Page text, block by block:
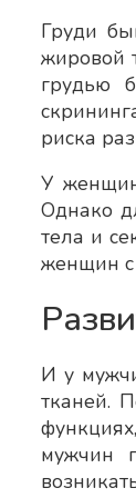
Груди
жировой
грудью
риска
У
Однако
тела и
женщин
И у
тканей.
мужчин
за
лечащему